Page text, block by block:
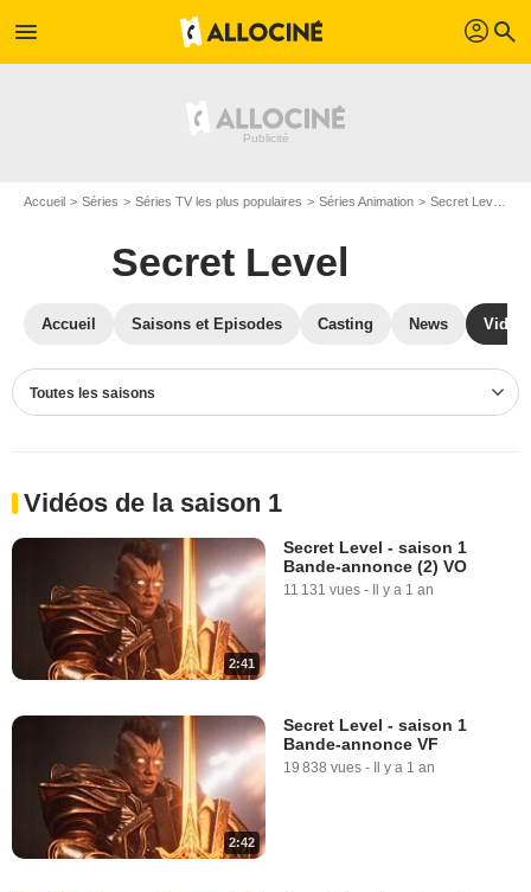
menu profil search
Accueil Séries Séries TV les plus populaires Séries Animation Secret Level
Secret Level
Accueil Saisons et Episodes Casting News
Toutes les saisons
Vidéos de la saison 1
2:41
Secret Level - saison 1
Bande-annonce (2) VO
11 131 vues - Il y a 1 an
2:42
Secret Level - saison 1
Bande-annonce VF
19 838 vues - Il y a 1 an